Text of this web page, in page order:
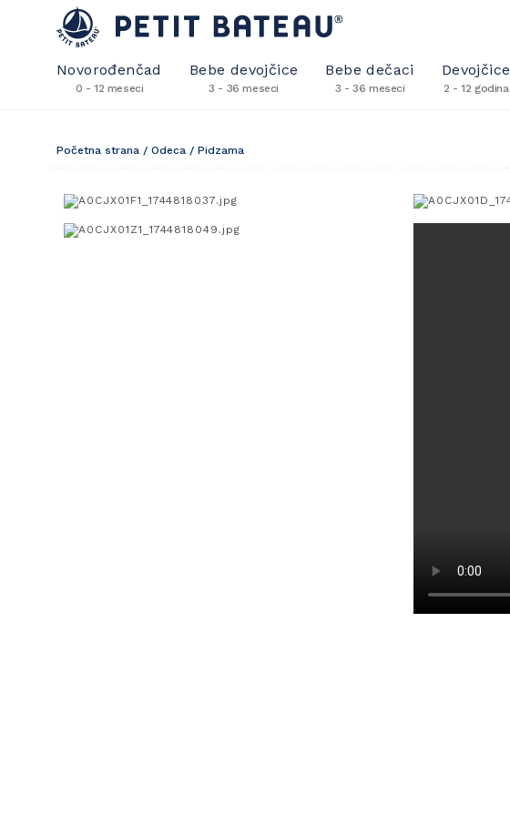
Novorođenčad
0 - 12 meseci
Bebe devojčice
3 - 36 meseci
Bebe dečaci
3 - 36 meseci
Devojčice
2 - 12 godina
Početna strana / Odeca / Pidzama